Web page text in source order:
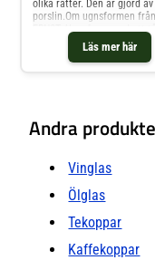
Läs mer här
olika rätter. Den är gjord
porslin.Om ugnsformen från
ERNST- Ugnsform med ett
stengods.- Rund
för ugnsformen- Tål
Ugnsfast.- Tål mikrovågsugn.
Andra
Vinglas
Ölglas
Tekoppar
Kaffekoppar